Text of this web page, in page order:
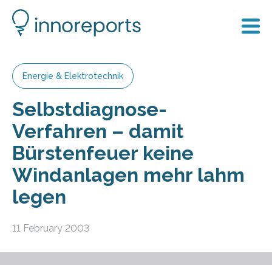
Energie & Elektrotechnik
Selbstdiagnose-
Verfahren – damit
Bürstenfeuer keine
Windanlagen mehr lahm
legen
11 February 2003